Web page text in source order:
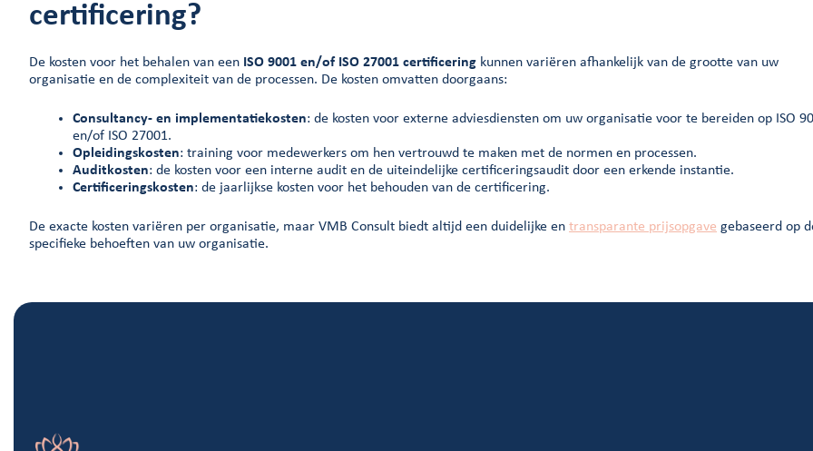
certificering?
De kosten voor het behalen van een ISO 9001 en/of ISO 27001 certificering kunnen variëren afhankelijk van de grootte van uw
organisatie en de complexiteit van de processen. De kosten omvatten doorgaans:
Consultancy- en implementatiekosten: de kosten voor externe adviesdiensten om uw organisatie voor te bereiden op ISO
en/of ISO 27001.
Opleidingskosten: training voor medewerkers om hen vertrouwd te maken met de normen en processen.
Auditkosten: de kosten voor een interne audit en de uiteindelijke certificeringsaudit door een erkende instantie.
Certificeringskosten: de jaarlijkse kosten voor het behouden van de certificering.
De exacte kosten variëren per organisatie, maar VMB Consult biedt altijd een duidelijke en transparante prijsopgave gebaseerd op
specifieke behoeften van uw organisatie.